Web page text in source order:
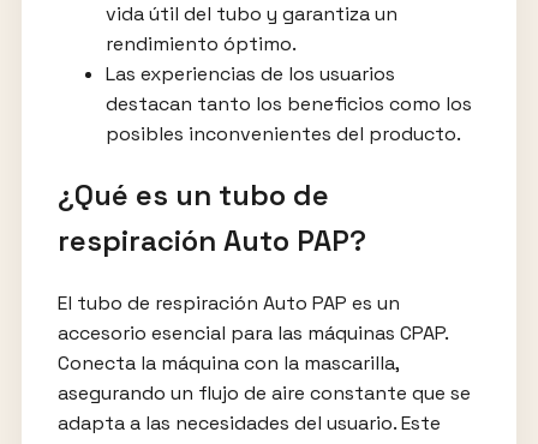
vida útil del tubo y garantiza un
rendimiento óptimo.
Las experiencias de los usuarios
destacan tanto los beneficios como los
posibles inconvenientes del producto.
¿Qué es un tubo de
respiración Auto PAP?
El tubo de respiración Auto PAP es un
accesorio esencial para las máquinas CPAP.
Conecta la máquina con la mascarilla,
asegurando un flujo de aire constante que se
adapta a las necesidades del usuario. Este